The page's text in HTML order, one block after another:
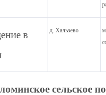
в
д. Хальзево
сельское